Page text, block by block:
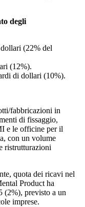
degli
(22% del
(12%).
di dollari (10%).
fabbricazioni in
di fissaggio,
e le officine per il
con un volume
ristrutturazioni
quota dei ricavi nel
Product ha
(2%), previsto a un
imprese.